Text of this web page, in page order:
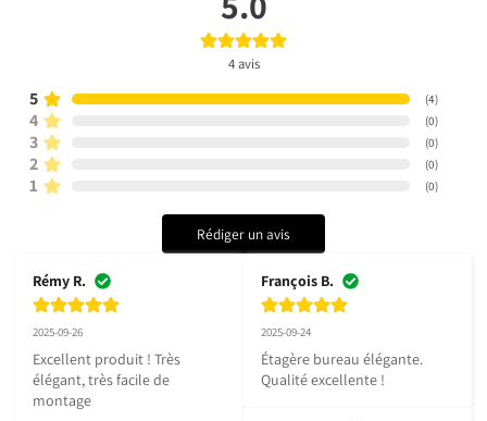
4 avis
5 (4)
4 (0)
3 (0)
2 (0)
1 (0)
Rédiger un avis
Rémy R.
2025-09-26
Excellent produit ! Très
élégant, très facile de
montage
François B.
2025-09-24
Étagère bureau élégante.
Qualité excellente !